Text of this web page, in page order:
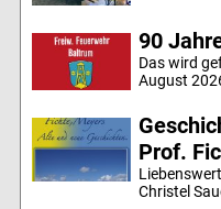
90
Das wird
August
Prof.
Christel